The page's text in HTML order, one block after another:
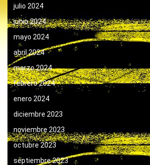
julio 2024
junio 2024
mayo 2024
abril 2024
marzo 2024
febrero 2024
enero 2024
diciembre 2023
noviembre 2023
octubre 2023
septiembre 2023